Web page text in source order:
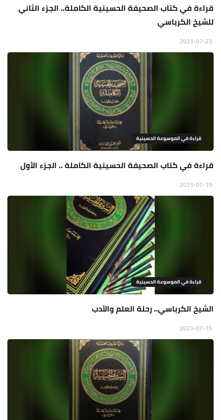
قراءة في كتاب الصحيفة الحسينية الكاملة.. الجزء الثاني
للشيخ الكرباسي
قراءة في الموسوعة الحسينية
قراءة في كتاب الصحيفة الحسينية الكاملة .. الجزء الأول
قراءة في الموسوعة الحسينية
الشيخ الكرباسي.. رحلة العلم والأدب